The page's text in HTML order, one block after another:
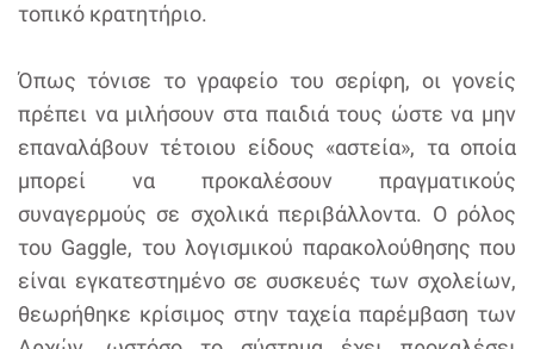
τοπικό κρατητήριο.
Όπως τόνισε το γραφείο του σερίφη, οι γονείς
πρέπει να μιλήσουν στα παιδιά τους ώστε να μην
επαναλάβουν τέτοιου είδους «αστεία», τα οποία
μπορεί να προκαλέσουν πραγματικούς
συναγερμούς σε σχολικά περιβάλλοντα. Ο ρόλος
του Gaggle, του λογισμικού παρακολούθησης που
είναι εγκατεστημένο σε συσκευές των σχολείων,
θεωρήθηκε κρίσιμος στην ταχεία παρέμβαση των